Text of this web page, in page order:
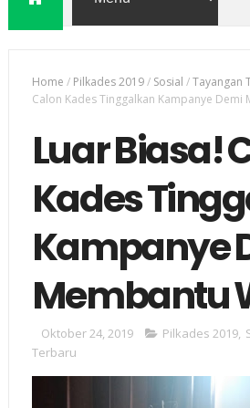
Home / Pilkades 2019/ Sosial /Tayangan
Calon Kades Tinggalkan Kampanye Demi
Luar Biasa!
Kades
Kampanye
Membantu
Oktober 24, 2019 Pilkades 2019,
Terbaru